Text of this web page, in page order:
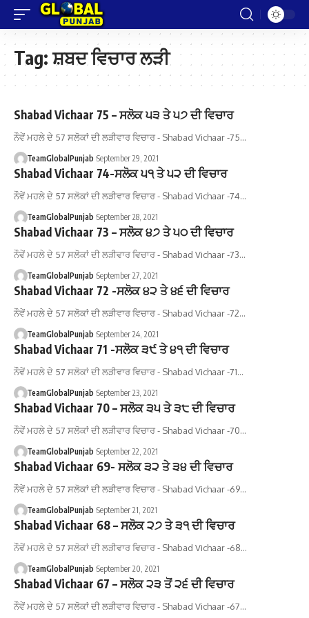
Tag:ਸ਼ਬਦ ਵਿਚਾਰ ਲੜੀ
Shabad Vichaar 75 – ਸਲੋਕ ੫੩ ਤੇ ੫੭ ਦੀ ਵਿਚਾਰ
ਨੌਵੇਂ ਮਹਲੇ ਦੇ 57 ਸਲੋਕਾਂ ਦੀ ਲੜੀਵਾਰ ਵਿਚਾਰ - Shabad Vichaar -75…
TeamGlobalPunjab September 29, 2021
Shabad Vichaar 74-ਸਲੋਕ ੫੧ ਤੇ ੫੨ ਦੀ ਵਿਚਾਰ
ਨੌਵੇਂ ਮਹਲੇ ਦੇ 57 ਸਲੋਕਾਂ ਦੀ ਲੜੀਵਾਰ ਵਿਚਾਰ - Shabad Vichaar -74…
TeamGlobalPunjab September 28, 2021
Shabad Vichaar 73 – ਸਲੋਕ ੪੭ ਤੇ ੫੦ ਦੀ ਵਿਚਾਰ
ਨੌਵੇਂ ਮਹਲੇ ਦੇ 57 ਸਲੋਕਾਂ ਦੀ ਲੜੀਵਾਰ ਵਿਚਾਰ - Shabad Vichaar -73…
TeamGlobalPunjab September 27, 2021
Shabad Vichaar 72 -ਸਲੋਕ ੪੨ ਤੇ ੪੬ ਦੀ ਵਿਚਾਰ
ਨੌਵੇਂ ਮਹਲੇ ਦੇ 57 ਸਲੋਕਾਂ ਦੀ ਲੜੀਵਾਰ ਵਿਚਾਰ - Shabad Vichaar -72…
TeamGlobalPunjab September 24, 2021
Shabad Vichaar 71 -ਸਲੋਕ ੩੯ ਤੇ ੪੧ ਦੀ ਵਿਚਾਰ
ਨੌਵੇਂ ਮਹਲੇ ਦੇ 57 ਸਲੋਕਾਂ ਦੀ ਲੜੀਵਾਰ ਵਿਚਾਰ - Shabad Vichaar -71…
TeamGlobalPunjab September 23, 2021
Shabad Vichaar 70 – ਸਲੋਕ ੩੫ ਤੇ ੩੮ ਦੀ ਵਿਚਾਰ
ਨੌਵੇਂ ਮਹਲੇ ਦੇ 57 ਸਲੋਕਾਂ ਦੀ ਲੜੀਵਾਰ ਵਿਚਾਰ - Shabad Vichaar -70…
TeamGlobalPunjab September 22, 2021
Shabad Vichaar 69- ਸਲੋਕ ੩੨ ਤੇ ੩੪ ਦੀ ਵਿਚਾਰ
ਨੌਵੇਂ ਮਹਲੇ ਦੇ 57 ਸਲੋਕਾਂ ਦੀ ਲੜੀਵਾਰ ਵਿਚਾਰ - Shabad Vichaar -69…
TeamGlobalPunjab September 21, 2021
Shabad Vichaar 68 – ਸਲੋਕ ੨੭ ਤੇ ੩੧ ਦੀ ਵਿਚਾਰ
ਨੌਵੇਂ ਮਹਲੇ ਦੇ 57 ਸਲੋਕਾਂ ਦੀ ਲੜੀਵਾਰ ਵਿਚਾਰ - Shabad Vichaar -68…
TeamGlobalPunjab September 20, 2021
Shabad Vichaar 67 – ਸਲੋਕ ੨੩ ਤੋਂ ੨੬ ਦੀ ਵਿਚਾਰ
ਨੌਵੇਂ ਮਹਲੇ ਦੇ 57 ਸਲੋਕਾਂ ਦੀ ਲੜੀਵਾਰ ਵਿਚਾਰ - Shabad Vichaar -67…